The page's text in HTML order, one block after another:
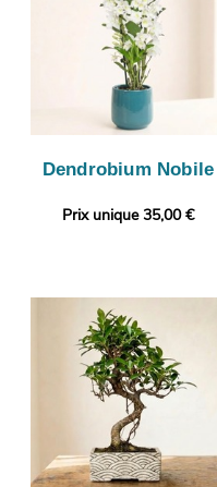
Dendrobium Nobile
Prix unique 35,00 €